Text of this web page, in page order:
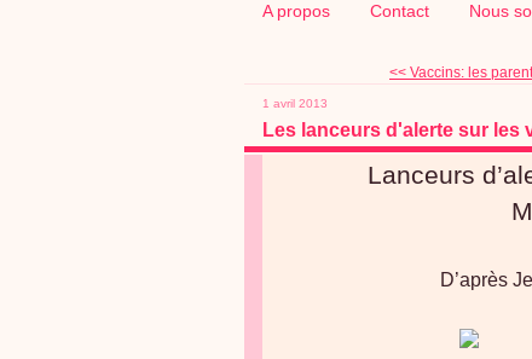
A propos Contact Nous
<< Vaccins: les
1 avril 2013
Les lanceurs d'alerte sur les
Lanceurs
Mis
D’après